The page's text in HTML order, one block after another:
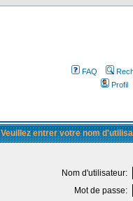
FAQ
Profil
Veuillez entrer votre nom
Nom d'utilisateur:
Mot de passe: